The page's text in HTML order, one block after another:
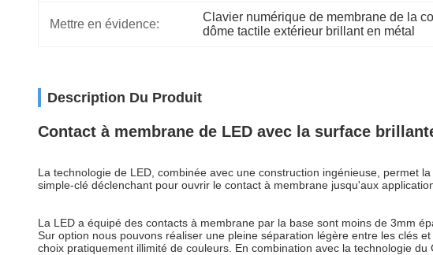
Mettre en évidence:
Clavier numérique de membrane de la
dôme tactile extérieur brillant en métal
Description Du Produit
Contact à membrane de LED avec la surface
La technologie de LED, combinée avec une construction ingénieuse, permet
simple-clé déclenchant pour ouvrir le contact à membrane jusqu'aux
La LED a équipé des contacts à membrane par la base sont moins de 3mm
Sur option nous pouvons réaliser une pleine séparation légère entre les clés
choix pratiquement illimité de couleurs. En combination avec la technologie